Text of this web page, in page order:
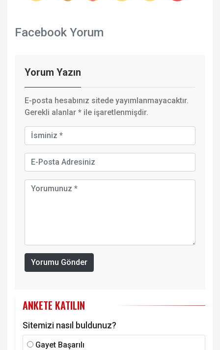
Facebook Yorum
Yorum Yazın
E-posta hesabınız sitede yayımlanmayacaktır.
Gerekli alanlar * ile işaretlenmişdir.
Yorumu Gönder
ANKETE KATILIN
Sitemizi nasıl buldunuz?
Gayet Başarılı